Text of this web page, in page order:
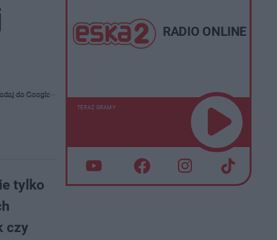
do Google
tylko
czy
RADIO ONLINE
TERAZ GRAMY